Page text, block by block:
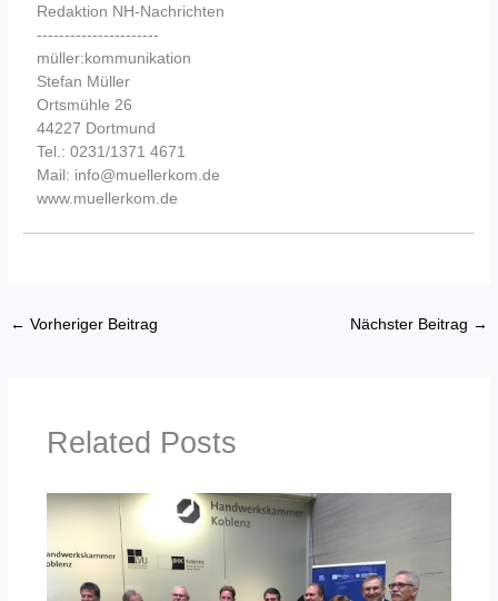
Redaktion NH-Nachrichten
----------------------
müller:kommunikation
Stefan Müller
Ortsmühle 26
44227 Dortmund
Tel.: 0231/1371 4671
Mail: info@muellerkom.de
www.muellerkom.de
← Vorheriger Beitrag Nächster Beitrag →
Related Posts